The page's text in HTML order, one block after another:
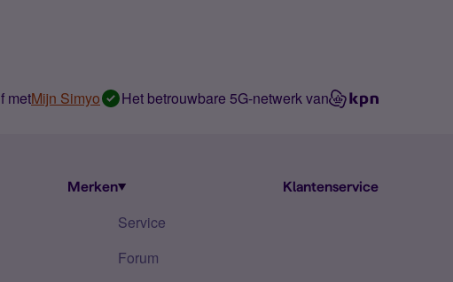
metMijn Simyo Het betrouwbare 5G-netwerk van
Merken Klantenservice
Service
Forum